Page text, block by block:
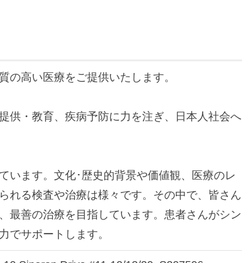
の高い医療をご提供いたします。
供・教育、疾病予防に力を注ぎ、日本人社会へ
います。文化･歴史的背景や価値観、医療のレ
れる検査や治療は様々です。その中で、皆さん
最善の治療を目指しています。患者さんがシン
でサポートします。